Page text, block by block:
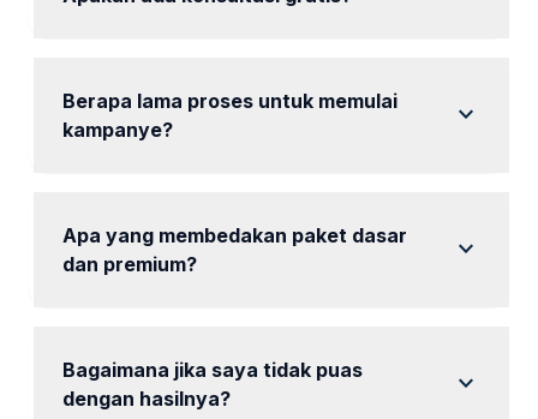
Berapa lama proses untuk memulai
kampanye?
expand_more
Apa yang membedakan paket dasar
dan premium?
expand_more
Bagaimana jika saya tidak puas
dengan hasilnya?
expand_more